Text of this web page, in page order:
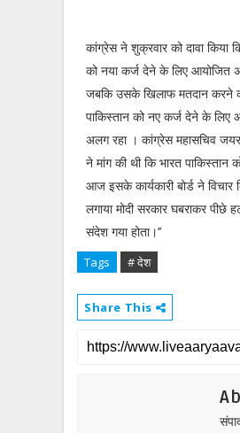
कांग्रेस ने शुक्रवार को दावा किया
को नया कर्ज देने के लिए आयोजित
जबकि उसके खिलाफ मतदान करने
पाकिस्तान को नए कर्ज देने के लिए
अलग रहा । कांग्रेस महासचिव
ने मांग की थी कि भारत
आज इसके कार्यकारी बोर्ड ने
लगाया मोदी सरकार घबराकर
संदेश गया होता।’’
Tags # देश
Share This